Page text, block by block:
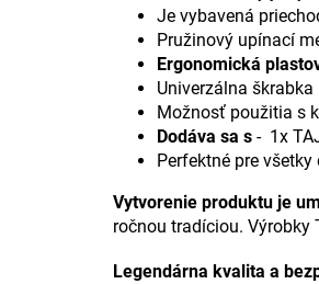
Je vybavená
Pružinový upínací
Ergonomická
Univerzálna
Možnosť použitia s
Dodáva sa s - 1x
Perfektné pre
Vytvorenie produktu je
ročnou tradíciou.
Legendárna kvalita a